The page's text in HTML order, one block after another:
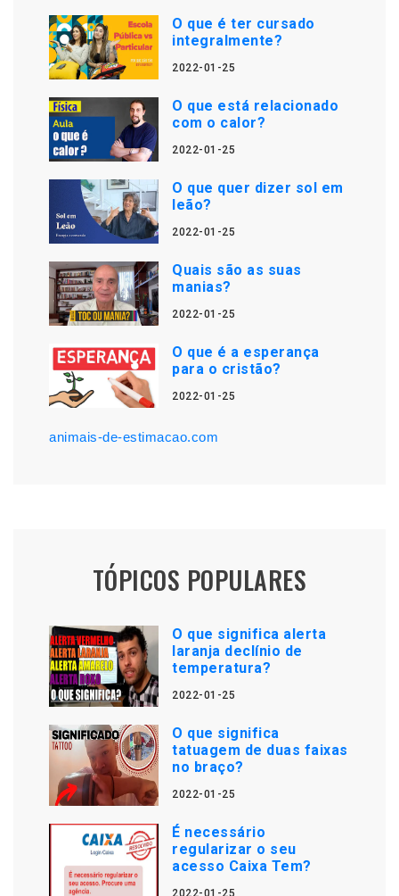
O que é ter cursado
integralmente?
2022-01-25
O que está relacionado
com o calor?
2022-01-25
O que quer dizer sol em
leão?
2022-01-25
Quais são as suas
manias?
2022-01-25
O que é a esperança
para o cristão?
2022-01-25
animais-de-estimacao.com
TÓPICOS POPULARES
O que significa alerta
laranja declínio de
temperatura?
2022-01-25
O que significa
tatuagem de duas faixas
no braço?
2022-01-25
É necessário
regularizar o seu
acesso Caixa Tem?
2022-01-25